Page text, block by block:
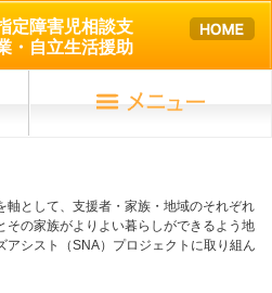
定障害児相談支
・自立生活援助
軸として、支援者・家族・地域のそれぞれ
その家族がよりよい暮らしができるよう地
アシスト（SNA）プロジェクトに取り組ん